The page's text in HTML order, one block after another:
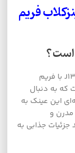
فریم
جینزکلاب مدل J1315 با فریم
که به دنبال
این عینک به
مدرن و
جذابی به